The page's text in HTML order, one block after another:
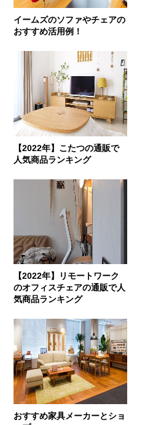
イームズのソファやチェアの
おすすめ活用例！
【2022年】こたつの通販で
人気商品ランキング
【2022年】リモートワーク
のオフィスチェアの通販で人
気商品ランキング
おすすめ家具メーカーとショ